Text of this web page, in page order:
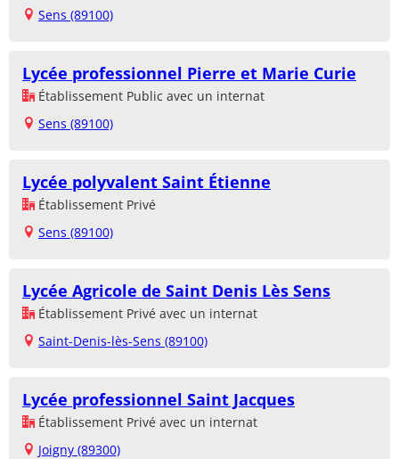
Sens (89100)
Lycée professionnel Pierre et Marie Curie
Établissement Public avec un internat
Sens (89100)
Lycée polyvalent Saint Étienne
Établissement Privé
Sens (89100)
Lycée Agricole de Saint Denis Lès Sens
Établissement Privé avec un internat
Saint-Denis-lès-Sens (89100)
Lycée professionnel Saint Jacques
Établissement Privé avec un internat
Joigny (89300)